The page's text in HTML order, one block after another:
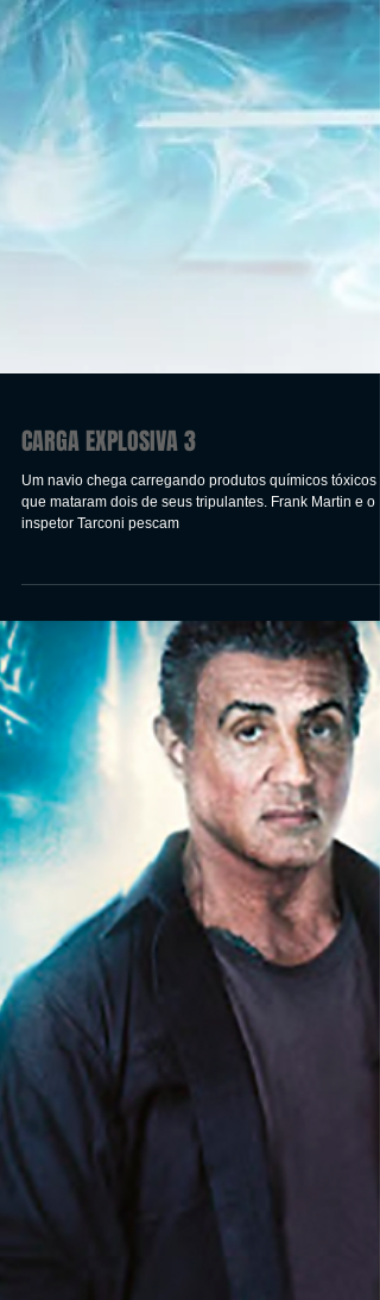
CARGA EXPLOSIVA 3
Um navio chega carregando produtos químicos tóxicos
que mataram dois de seus tripulantes. Frank Martin e o
inspetor Tarconi pescam